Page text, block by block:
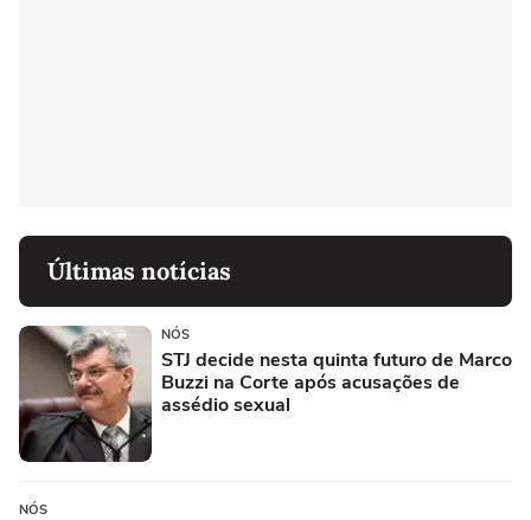
Últimas notícias
NÓS
STJ decide nesta quinta futuro de Marco
Buzzi na Corte após acusações de
assédio sexual
NÓS